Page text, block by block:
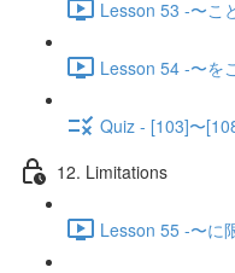
Lesson 53 -〜こ
Lesson 54 -〜を
Quiz - [103]〜
12. Limitations
Lesson 55 -〜に